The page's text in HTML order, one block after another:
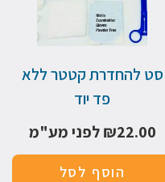
סט להחדרת קטטר ללא
פד יוד
₪22.00 לפני מע"מ
הוסף לסל